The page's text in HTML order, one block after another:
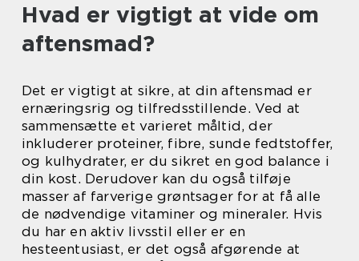
Hvad er vigtigt at vide om
aftensmad?
Det er vigtigt at sikre, at din aftensmad er
ernæringsrig og tilfredsstillende. Ved at
sammensætte et varieret måltid, der
inkluderer proteiner, fibre, sunde fedtstoffer,
og kulhydrater, er du sikret en god balance i
din kost. Derudover kan du også tilføje
masser af farverige grøntsager for at få alle
de nødvendige vitaminer og mineraler. Hvis
du har en aktiv livsstil eller er en
hesteentusiast, er det også afgørende at